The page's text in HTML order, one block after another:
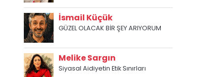
İsmail Küçük
GÜZEL OLACAK BİR ŞEY ARIYORUM
Melike Sargın
Siyasal Aidiyetin Etik Sınırları